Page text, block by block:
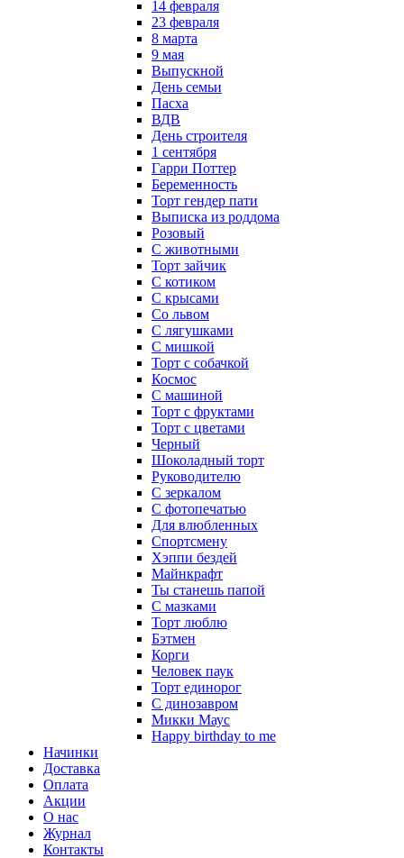
14 февраля
23 февраля
8 марта
9 мая
Выпускной
День семьи
Пасха
ВДВ
День строителя
1 сентября
Гарри Поттер
Беременность
Торт гендер пати
Выписка из роддома
Розовый
С животными
Торт зайчик
С котиком
С крысами
Со львом
С лягушками
С мишкой
Торт с собачкой
Космос
С машиной
Торт с фруктами
Торт с цветами
Черный
Шоколадный торт
Руководителю
С зеркалом
С фотопечатью
Для влюбленных
Спортсмену
Хэппи бездей
Майнкрафт
Ты станешь папой
С мазками
Торт люблю
Бэтмен
Корги
Человек паук
Торт единорог
С динозавром
Микки Маус
Happy birthday to me
Начинки
Доставка
Оплата
Акции
О нас
Журнал
Контакты